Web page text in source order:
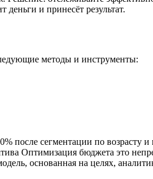
и принесёт результат.
методы и инструменты:
после сегментации по возрасту и
Оптимизация бюджета это
основанная на целях,